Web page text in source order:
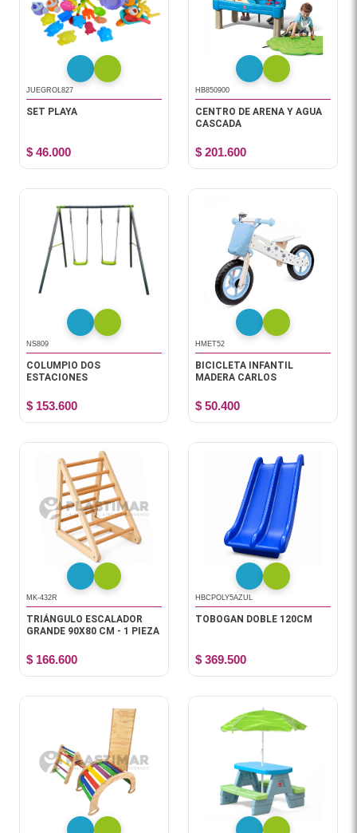
JUEGROL827
SET PLAYA
$ 46.000
HB850900
CENTRO DE ARENA Y AGUA
CASCADA
$ 201.600
NS809
COLUMPIO DOS
ESTACIONES
$ 153.600
HMET52
BICICLETA INFANTIL
MADERA CARLOS
$ 50.400
MK-432R
TRIÁNGULO ESCALADOR
GRANDE 90X80 CM - 1 PIEZA
$ 166.600
HBCPOLY5AZUL
TOBOGAN DOBLE 120CM
$ 369.500